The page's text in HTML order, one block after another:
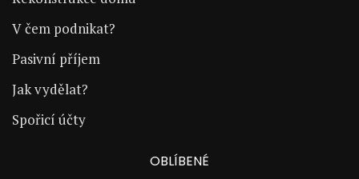
V čem podnikat?
Pasivní příjem
Jak vydělat?
Spořicí účty
OBLÍBENÉ